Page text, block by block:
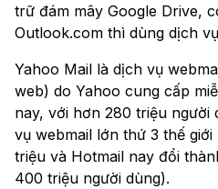
trữ đám mây Google Drive,
Outlook.com thì dùng dịch
Yahoo Mail là dịch vụ
web) do Yahoo cung cấp
nay, với hơn 280 triệu người
vụ webmail lớn thứ 3 thế
triệu và Hotmail nay đổi
400 triệu người dùng).